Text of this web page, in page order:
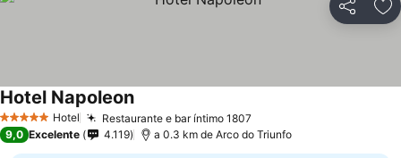
Partilhar
5 Estrelas Hotel Restaurante e bar íntimo 1807
Hotel Napoleon
9,0 Excelente 4.119 a 0.3 km de Arco do Triunfo